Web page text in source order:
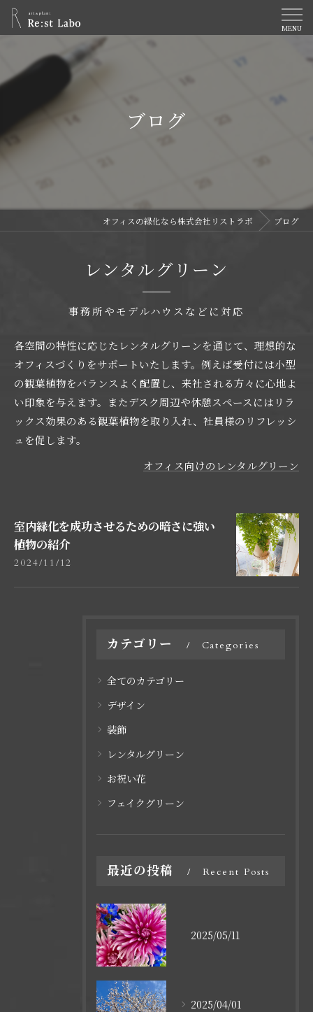
ブログ
オフィスの緑化なら株式会社リストラボ ブログ
レンタルグリーン
事務所やモデルハウスなどに対応
各空間の特性に応じたレンタルグリーンを通じて、理想的な
オフィスづくりをサポートいたします。例えば受付には小型
の観葉植物をバランスよく配置し、来社される方々に心地よ
い印象を与えます。またデスク周辺や休憩スペースにはリラ
ックス効果のある観葉植物を取り入れ、社員様のリフレッシ
ュを促します。
オフィス向けのレンタルグリーン
室内緑化を成功させるための暗さに強い
植物の紹介
2024/11/12
カテゴリー Categories
全てのカテゴリー
デザイン
装飾
レンタルグリーン
お祝い花
フェイクグリーン
最近の投稿 Recent Posts
2025/05/11
2025/04/01